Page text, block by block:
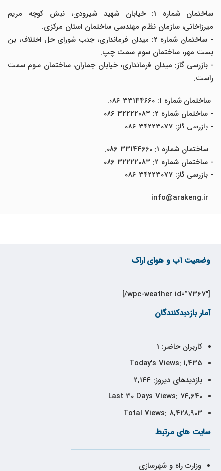
ساختمان شماره 1: خیابان شهید شیرودی، نبش کوچه مریم
میرزاخانی، سازمان نظام مهندسی ساختمان استان مرکزی.
- ساختمان شماره 2: میدان فرمانداری، جنب شورای حل اختلاف، بن
بست مهر، ساختمان سوم سمت چپ.
- بازرسی گاز: میدان فرمانداری، خیابان جماران، ساختمان سوم سمت
راست.
ساختمان شماره 1: 33144660 086.
- ساختمان شماره 2: 32222083 086
- بازرسی گاز: 34223077 086
ساختمان شماره 1: 33144660 086.
- ساختمان شماره 2: 32222083 086
- بازرسی گاز: 34223077 086
وضعیت آب و هوای اراک
[wpc-weather id=”7367″/]
آمار بازدیدکنندگان
کاربران حاضر: 1
Today's Views: 1,435
بازدیدهای دیروز: 2,144
Last 30 Days Views: 74,640
Total Views: 8,428,903
سایت های مرتبط
وزارت راه و شهرسازی